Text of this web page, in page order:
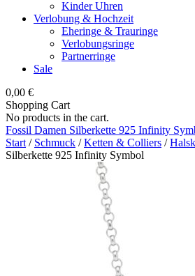
Kinder Uhren
Verlobung & Hochzeit
Eheringe & Trauringe
Verlobungsringe
Partnerringe
Sale
0,00 €
Shopping Cart
No products in the cart.
Fossil Damen Silberkette 925 Infinity
Start / Schmuck /Ketten & Colliers /
Silberkette 925 Infinity Symbol